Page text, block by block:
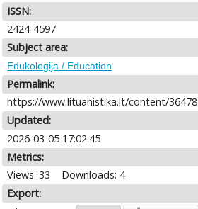
ISSN:
2424-4597
Subject area:
Edukologija / Education
Permalink:
https://www.lituanistika.lt/content/36478
Updated:
2026-03-05 17:02:45
Metrics:
Views: 33
Downloads: 4
Export: